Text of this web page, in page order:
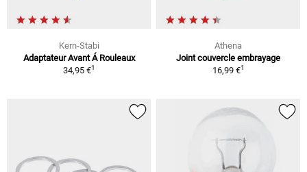
Kern-Stabi
Adaptateur Avant Á Rouleaux
34,95 €1
Athena
Joint couvercle embrayage
16,99 €1